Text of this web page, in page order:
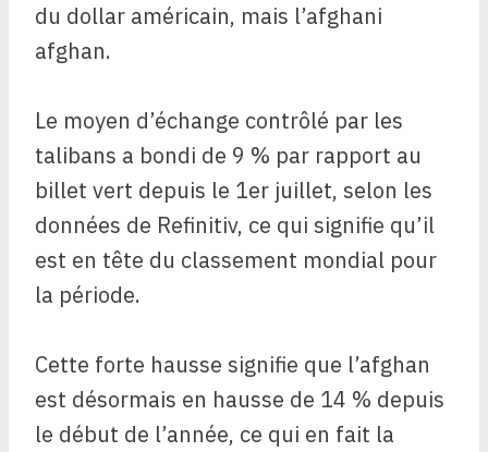
du dollar américain, mais l’afghani
afghan.
Le moyen d’échange contrôlé par les
talibans a bondi de 9 % par rapport au
billet vert depuis le 1er juillet, selon les
données de Refinitiv, ce qui signifie qu’il
est en tête du classement mondial pour
la période.
Cette forte hausse signifie que l’afghan
est désormais en hausse de 14 % depuis
le début de l’année, ce qui en fait la